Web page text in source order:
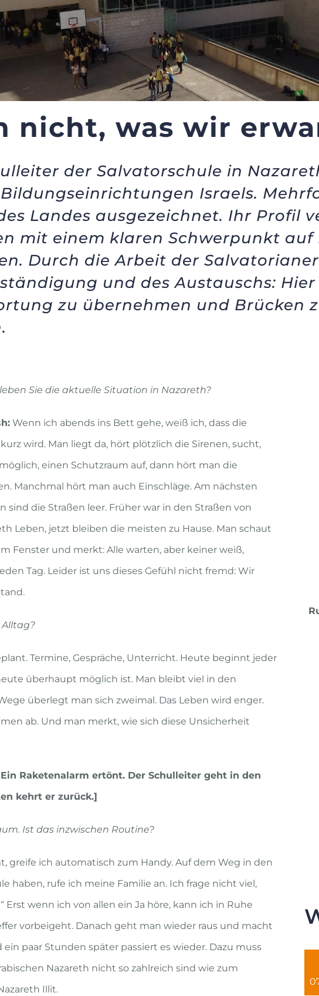
nicht, was wir
der Salvatorschule in
Israels.
Landes ausgezeichnet. Ihr Profil
mit einem klaren Schwerpunkt
Durch die Arbeit der
und des Austauschs:
zu übernehmen und Brücken
Sie die aktuelle Situation in Nazareth?
Wenn ich abends ins Bett gehe, weiß ich, dass die
wird. Man liegt da, hört plötzlich die Sirenen, sucht,
einen Schutzraum auf, dann hört man die
Manchmal hört man auch Einschläge. Am nächsten
sind die Straßen leer. Früher war in den Straßen von
Leben, jetzt bleiben die meisten zu Hause. Man schaut
Fenster und merkt: Alle warten, aber keiner weiß,
Tag. Leider ist uns dieses Gefühl nicht fremd: Wir
Termine, Gespräche, Unterricht. Heute beginnt jeder
überhaupt möglich ist. Man bleibt viel in den
überlegt man sich zweimal. Das Leben wird enger.
ab. Und man merkt, wie sich diese Unsicherheit
Raketenalarm ertönt. Der Schulleiter geht in den
kehrt er zurück.]
Ist das inzwischen Routine?
greife ich automatisch zum Handy. Auf dem Weg in den
haben, rufe ich meine Familie an. Ich frage nicht viel,
Erst wenn ich von allen ein Ja höre, kann ich in Ruhe
vorbeigeht. Danach geht man wieder raus und macht
paar Stunden später passiert es wieder. Dazu muss
Nazareth nicht so zahlreich sind wie zum
Illit.